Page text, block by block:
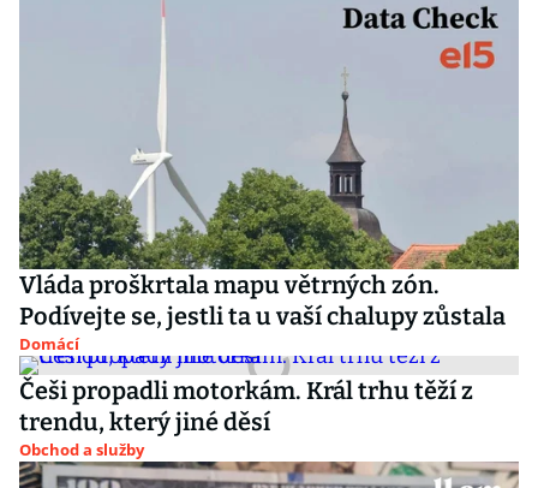
Vláda proškrtala mapu větrných zón.
Podívejte se, jestli ta u vaší chalupy zůstala
Domácí
Češi propadli motorkám. Král trhu těží z
trendu, který jiné děsí
Obchod a služby